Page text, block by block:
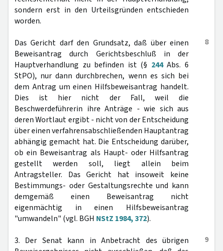
sondern erst in den Urteilsgründen entschieden
worden.
8
Das Gericht darf den Grundsatz, daß über einen
Beweisantrag durch Gerichtsbeschluß in der
Hauptverhandlung zu befinden ist (§ 244Abs. 6
StPO), nur dann durchbrechen, wenn es sich bei
dem Antrag um einen Hilfsbeweisantrag handelt.
Dies ist hier nicht der Fall, weil die
Beschwerdeführerin ihre Anträge - wie sich aus
deren Wortlaut ergibt - nicht von der Entscheidung
über einen verfahrensabschließenden Hauptantrag
abhängig gemacht hat. Die Entscheidung darüber,
ob ein Beweisantrag als Haupt- oder Hilfsantrag
gestellt werden soll, liegt allein beim
Antragsteller. Das Gericht hat insoweit keine
Bestimmungs- oder Gestaltungsrechte und kann
demgemäß einen Beweisantrag nicht
eigenmächtig in einen Hilfsbeweisantrag
"umwandeln" (vgl. BGH NStZ 1984, 372).
9
3. Der Senat kann in Anbetracht des übrigen